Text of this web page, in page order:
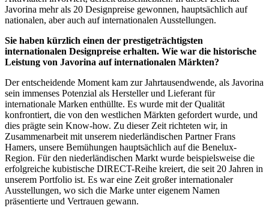
Javorina mehr als 20 Designpreise gewonnen, hauptsächlich auf
nationalen, aber auch auf internationalen Ausstellungen.
Sie haben kürzlich einen der prestigeträchtigsten
internationalen Designpreise erhalten. Wie war die historische
Leistung von Javorina auf internationalen Märkten?
Der entscheidende Moment kam zur Jahrtausendwende, als Javorina
sein immenses Potenzial als Hersteller und Lieferant für
internationale Marken enthüllte. Es wurde mit der Qualität
konfrontiert, die von den westlichen Märkten gefordert wurde, und
dies prägte sein Know-how. Zu dieser Zeit richteten wir, in
Zusammenarbeit mit unserem niederländischen Partner Frans
Hamers, unsere Bemühungen hauptsächlich auf die Benelux-
Region. Für den niederländischen Markt wurde beispielsweise die
erfolgreiche kubistische DIRECT-Reihe kreiert, die seit 20 Jahren in
unserem Portfolio ist. Es war eine Zeit großer internationaler
Ausstellungen, wo sich die Marke unter eigenem Namen
präsentierte und Vertrauen gewann.